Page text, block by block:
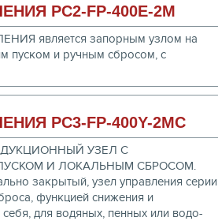
PC2-FP-400E-2M
является запорным узлом на
пуском и ручным сбросом, с
PC3-FP-400Y-2MC
УЗЕЛ С
И ЛОКАЛЬНЫМ СБРОСОМ.
закрытый, узел управления серии
функцией снижения и
для водяных, пенных или водо-